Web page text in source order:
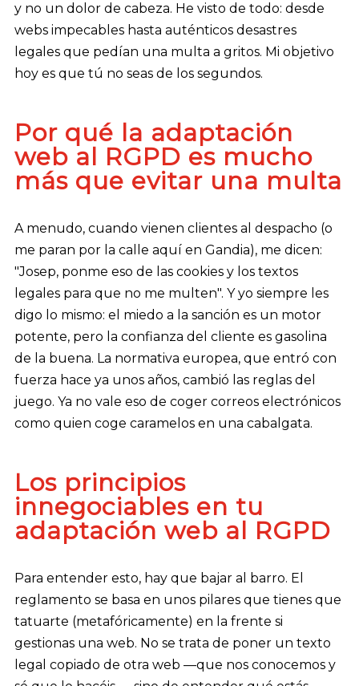
y no un dolor de cabeza. He visto de todo: desde
webs impecables hasta auténticos desastres
legales que pedían una multa a gritos. Mi objetivo
hoy es que tú no seas de los segundos.
Por qué la adaptación
web al RGPD es mucho
más que evitar una multa
A menudo, cuando vienen clientes al despacho (o
me paran por la calle aquí en Gandia), me dicen:
"Josep, ponme eso de las cookies y los textos
legales para que no me multen". Y yo siempre les
digo lo mismo: el miedo a la sanción es un motor
potente, pero la confianza del cliente es gasolina
de la buena. La normativa europea, que entró con
fuerza hace ya unos años, cambió las reglas del
juego. Ya no vale eso de coger correos electrónicos
como quien coge caramelos en una cabalgata.
Los principios
innegociables en tu
adaptación web al RGPD
Para entender esto, hay que bajar al barro. El
reglamento se basa en unos pilares que tienes que
tatuarte (metafóricamente) en la frente si
gestionas una web. No se trata de poner un texto
legal copiado de otra web —que nos conocemos y